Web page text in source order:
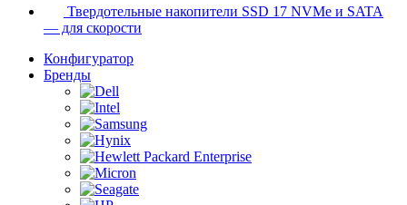
Твердотельные накопители SSD 17 NVMe и SATA
— для скорости
Конфигуратор
Бренды